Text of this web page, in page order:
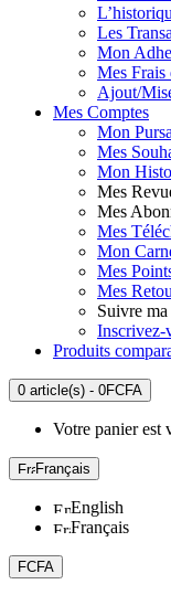
Les
Mon
Mes Frais
Ajout/
Mes Comptes
Mon Pursa
Mes
Mon
Mes
Mes
Mes
Mon
Mes
Mes
Suivre
Inscrivez-
Produits
0 article(s) - 0FCFA
Votre panier est
Français
English
Français
FCFA